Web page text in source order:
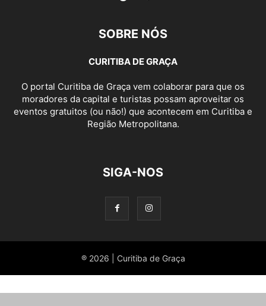
SOBRE NÓS
CURITIBA DE GRAÇA
O portal Curitiba de Graça vem colaborar para que os
moradores da capital e turistas possam aproveitar os
eventos gratuitos (ou não!) que acontecem em Curitiba e
Região Metropolitana.
SIGA-NOS
® 2026 | Curitiba de Graça